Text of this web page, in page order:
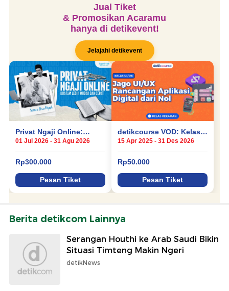
Berita detikcom Lainnya
Serangan Houthi ke Arab Saudi Bikin
Situasi Timteng Makin Ngeri
detikNews